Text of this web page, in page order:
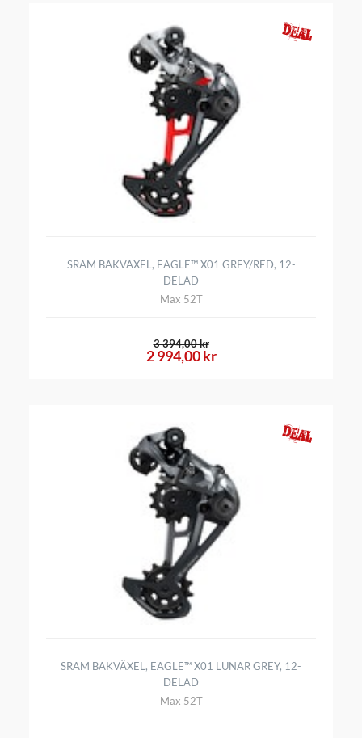
SRAM BAKVÄXEL, EAGLE™ X01 GREY/RED, 12-
DELAD
Max 52T
2 994,00 kr
3 394,00 kr
SRAM BAKVÄXEL, EAGLE™ X01 LUNAR GREY, 12-
DELAD
Max 52T